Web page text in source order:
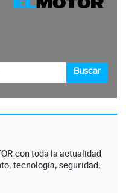
con toda la actualidad
tecnología, seguridad,